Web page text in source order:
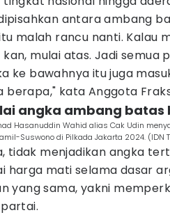
antara ambang
malah rancu nanti. Kalau
mulai atas. Jadi semua
ke bawahnya itu juga
berapa," kata Anggota Fraksi
angka ambang
Hasanuddin Wahid alias Cak Udin
Suswono di Pilkada Jakarta 2024. (IDN
tidak menjadikan angka
harga mati selama dasar
yang sama, yakni